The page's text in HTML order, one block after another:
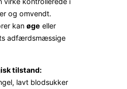
og omvendt.
kan øge eller
adfærdsmæssige
tilstand:
lavt blodsukker